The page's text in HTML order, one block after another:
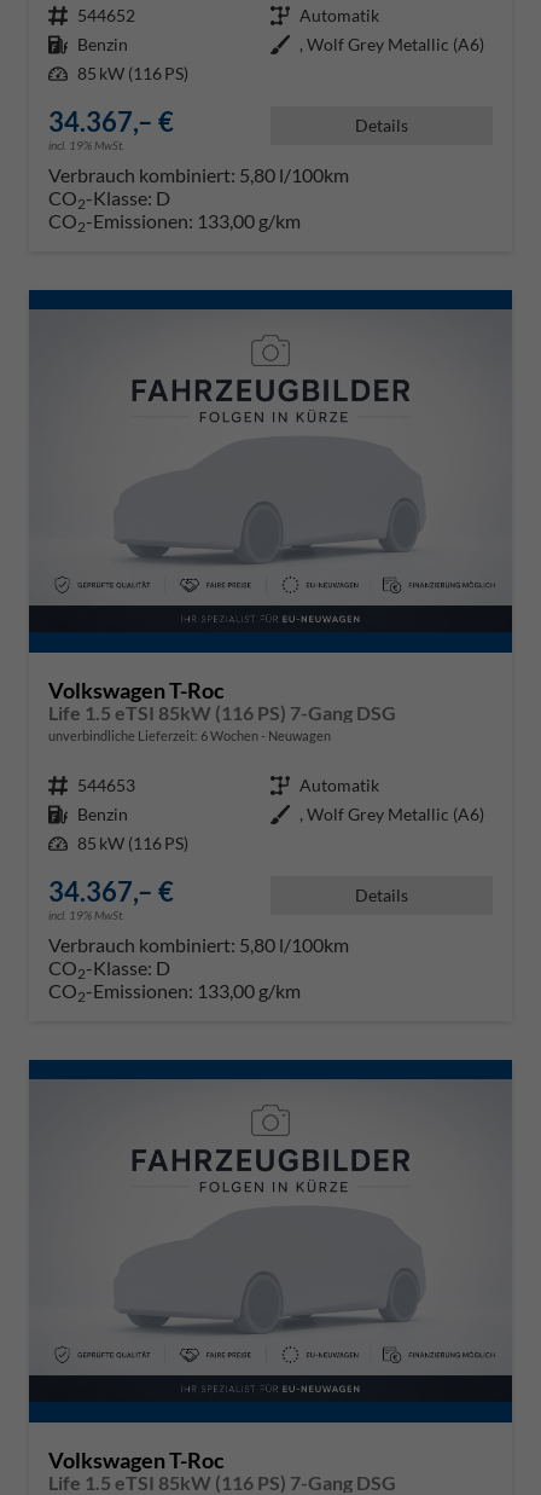
Fahrzeugnr. 544652 Getriebe Automatik
Kraftstoff Benzin Außenfarbe , Wolf Grey Metallic (A6)
Leistung 85 kW (116 PS)
34.367,– €
incl. 19% MwSt.
Details
Verbrauch kombiniert: 5,80 l/100km
CO2-Klasse: D
CO2-Emissionen: 133,00 g/km
Volkswagen T-Roc
Life 1.5 eTSI 85kW (116 PS) 7-Gang DSG
unverbindliche Lieferzeit: 6 Wochen Neuwagen
Fahrzeugnr. 544653 Getriebe Automatik
Kraftstoff Benzin Außenfarbe , Wolf Grey Metallic (A6)
Leistung 85 kW (116 PS)
34.367,– €
incl. 19% MwSt.
Details
Verbrauch kombiniert: 5,80 l/100km
CO2-Klasse: D
CO2-Emissionen: 133,00 g/km
Volkswagen T-Roc
Life 1.5 eTSI 85kW (116 PS) 7-Gang DSG